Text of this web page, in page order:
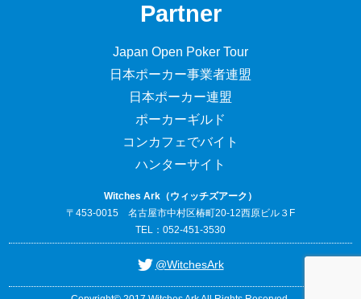
Partner
Japan Open Poker Tour
日本ポーカー事業者連盟
日本ポーカー連盟
ポーカーギルド
コンカフェでバイト
ハンターサイト
Witches Ark（ウィッチズアーク）
〒453-0015 名古屋市中村区椿町20-12西原ビル３F
TEL：052-451-3530
@WitchesArk